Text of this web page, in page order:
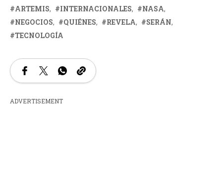
ARTEMIS INTERNACIONALES
NASA
NEGOCIOS
QUIÉNES REVELA
SERÁN
TECNOLOGÍA
ADVERTISEMENT